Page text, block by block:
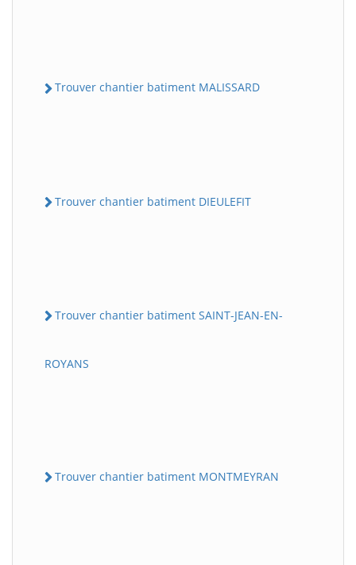
Trouver chantier batiment MALISSARD
Trouver chantier batiment DIEULEFIT
Trouver chantier batiment SAINT-JEAN-EN-
ROYANS
Trouver chantier batiment MONTMEYRAN